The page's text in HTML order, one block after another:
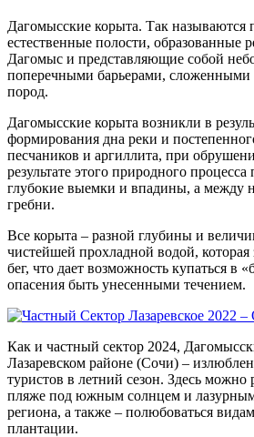
Дагомысские корыта. Так называются
естественные полости, образованные
Дагомыс и представляющие собой
поперечными барьерами, сложенными
пород.
Дагомысские корыта возникли в
формирования дна реки и
песчаников и аргиллита, при
результате этого природного
глубокие выемки и впадины, а между
гребни.
Все корыта – разной глубины и
чистейшей прохладной водой, которая
бег, что дает возможность купаться в
опасения быть унесенными течением.
Как и частный сектор 2024,
Лазаревском районе (Сочи) –
туристов в летний сезон. Здесь можно
пляже под южным солнцем и
региона, а также – полюбоваться
плантации.